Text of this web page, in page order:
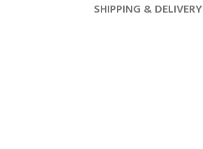
SHIPPING & DELIVERY